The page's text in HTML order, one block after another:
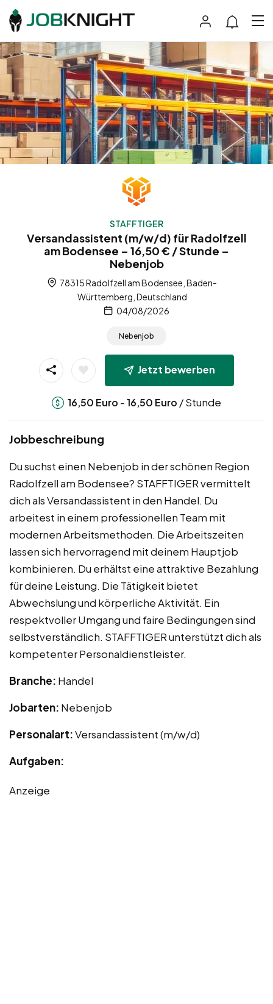
STAFFTIGER
Versandassistent (m/w/d) für Radolfzell
am Bodensee – 16,50 € / Stunde –
Nebenjob
78315 Radolfzell am Bodensee, Baden-
Württemberg, Deutschland
04/08/2026
Nebenjob
Jetzt bewerben
16,50 Euro -16,50 Euro / Stunde
Jobbeschreibung
Du suchst einen Nebenjob in der schönen Region
Radolfzell am Bodensee? STAFFTIGER vermittelt
dich als Versandassistent in den Handel. Du
arbeitest in einem professionellen Team mit
modernen Arbeitsmethoden. Die Arbeitszeiten
lassen sich hervorragend mit deinem Hauptjob
kombinieren. Du erhältst eine attraktive Bezahlung
für deine Leistung. Die Tätigkeit bietet
Abwechslung und körperliche Aktivität. Ein
respektvoller Umgang und faire Bedingungen sind
selbstverständlich. STAFFTIGER unterstützt dich als
kompetenter Personaldienstleister.
Branche: Handel
Jobarten: Nebenjob
Personalart:Versandassistent (m/w/d)
Aufgaben:
Anzeige